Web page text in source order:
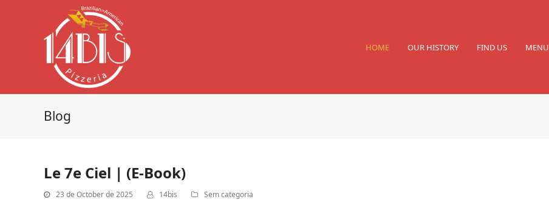
HOME OUR HISTORY FIND US MENU
Blog
Le 7e Ciel | (E-Book)
23 de October de 2025 14bis Sem categoria